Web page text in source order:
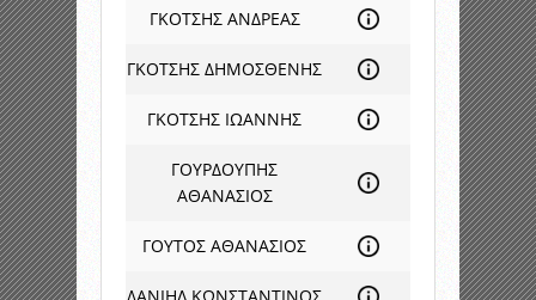
ΓΚΟΤΣΗΣ ΑΝΔΡΕΑΣ
ΓΚΟΤΣΗΣ ΔΗΜΟΣΘΕΝΗΣ
ΓΚΟΤΣΗΣ ΙΩΑΝΝΗΣ
ΓΟΥΡΔΟΥΠΗΣ
ΑΘΑΝΑΣΙΟΣ
ΓΟΥΤΟΣ ΑΘΑΝΑΣΙΟΣ